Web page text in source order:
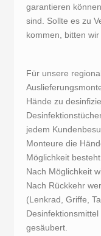
garantieren
sind. Sollte es zu
kommen, bitten
Für unsere
Hände zu
jedem
Monteure die
Möglichkeit
Nach Möglichkeit
Nach Rückkehr
(Lenkrad, Griffe,
gesäubert.